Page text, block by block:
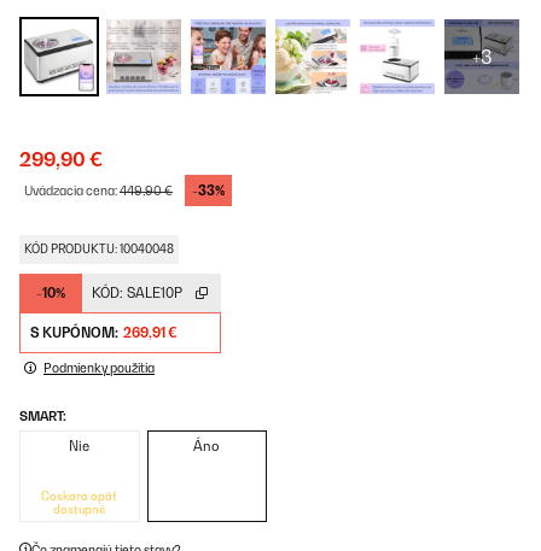
+3
299,90 €
Uvádzacia cena:449,90 € -33%
KÓD PRODUKTU: 10040048
-10% KÓD: SALE10P
S KUPÓNOM: 269,91 €
Podmienky použitia
SMART:
Nie
Čoskoro opäť
dostupné
Áno